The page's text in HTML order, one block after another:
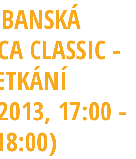
CLASSIC -
, 17:00 -
)